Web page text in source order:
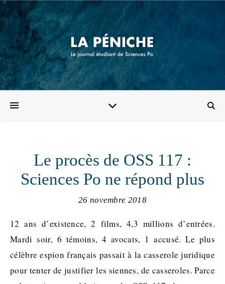
Le procès de OSS 117 :
Sciences Po ne répond plus
26 novembre 2018
12 ans d’existence, 2 films, 4,3 millions d’entrées.
Mardi soir, 6 témoins, 4 avocats, 1 accusé. Le plus
célèbre espion français passait à la casserole juridique
pour tenter de justifier les siennes, de casseroles. Parce